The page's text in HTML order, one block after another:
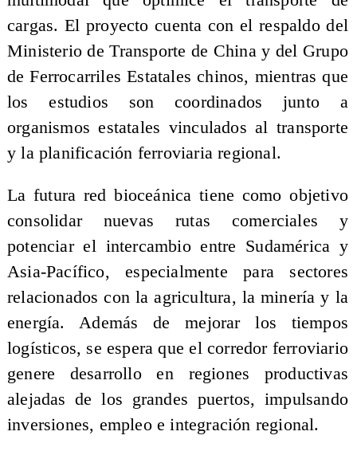
cargas. El proyecto cuenta con el respaldo del
Ministerio de Transporte de China y del Grupo
de Ferrocarriles Estatales chinos, mientras que
los estudios son coordinados junto a
organismos estatales vinculados al transporte
y la planificación ferroviaria regional.
La futura red bioceánica tiene como objetivo
consolidar nuevas rutas comerciales y
potenciar el intercambio entre Sudamérica y
Asia-Pacífico, especialmente para sectores
relacionados con la agricultura, la minería y la
energía. Además de mejorar los tiempos
logísticos, se espera que el corredor ferroviario
genere desarrollo en regiones productivas
alejadas de los grandes puertos, impulsando
inversiones, empleo e integración regional.